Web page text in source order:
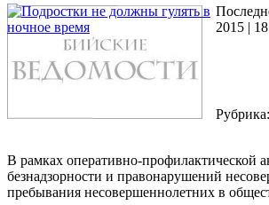
2015 |
Рубрика:
В рамках оперативно-профилактической
безнадзорности и правонарушений
пребывания несовершеннолетних в